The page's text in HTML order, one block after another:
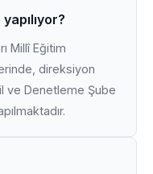
Millî Eğitim
direksiyon
ve Denetleme Şube